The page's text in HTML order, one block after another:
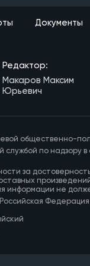
по
Документы
Редактор:
Макаров Максим
Юрьевич
общественно-
по надзору
за
информации не